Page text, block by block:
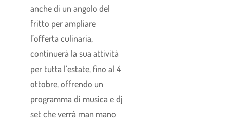
anche di un angolo del
fritto per ampliare
l’offerta culinaria,
continuerà la sua attività
per tutta l’estate, fino al 4
ottobre, offrendo un
programma di musica e dj
set che verrà man mano